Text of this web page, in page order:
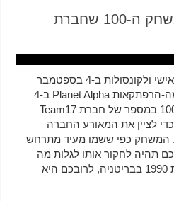
Planet Alpha הוא המשחק ה-100 שחברת
Planet Alpha מגיע למחשב האישי ולקונסולות ב-4 בספטמבר
השקתו של משחק הפלטפורמה-הרפתקאות Planet Alpha ב-4
בספטמבר תהיה ההשקה ה-100 במספר של חברת Team17
לציין את המאורע החברה
המשחק כפי ששמו מעיד מתרחש
תהיה לחקור אותו לגלות מה
קרה לו. Team17 נוסדה בשנת 1990 בבריטניה, לרובכם היא